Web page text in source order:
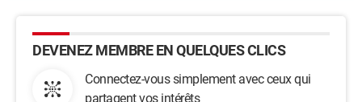
DEVENEZ MEMBRE EN QUELQUES CLICS
Connectez-vous simplement avec ceux qui
partagent vos intérêts